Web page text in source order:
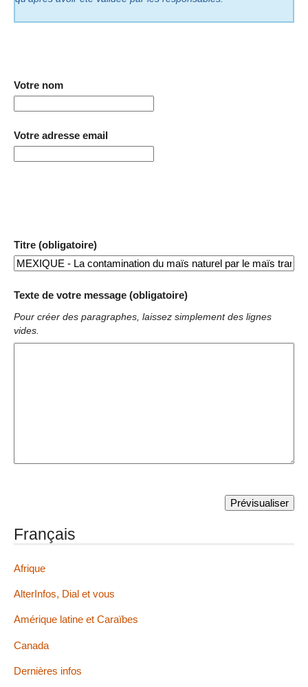
Votre nom
Votre adresse email
Titre (obligatoire)
Texte de votre message (obligatoire)
Pour créer des paragraphes, laissez simplement des lignes
vides.
Français
Afrique
AlterInfos, Dial et vous
Amérique latine et Caraïbes
Canada
Dernières infos